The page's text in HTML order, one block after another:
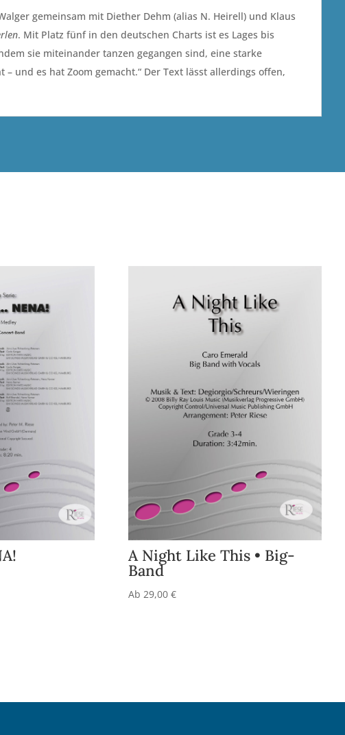
gemeinsam mit Diether Dehm (alias N. Heirell) und Klaus
. Mit Platz fünf in den deutschen Charts ist es Lages bis
sie miteinander tanzen gegangen sind, eine starke
und es hat Zoom gemacht.“ Der Text lässt allerdings offen,
A Night Like This • Big-
Band
Ab 29,00 €